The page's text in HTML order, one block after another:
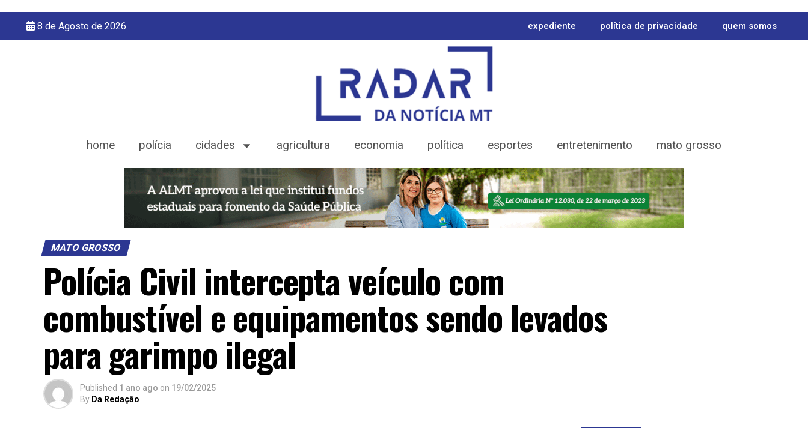
8 de Agosto de 2026 expediente política de privacidade quem somos
home polícia cidades agricultura economia política esportes entretenimento mato grosso
MATO GROSSO
Polícia Civil intercepta veículo com
combustível e equipamentos sendo levados
para garimpo ilegal
Published 1 ano ago on 19/02/2025
By Da Redação